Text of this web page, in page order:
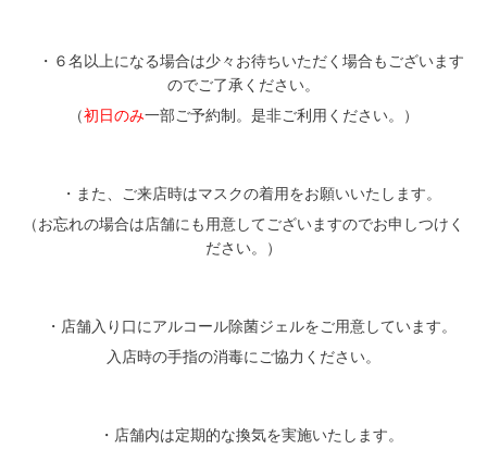
・６名以上になる場合は少々お待ちいただく 場合もございます
のでご了承ください。
（初日のみ一部ご予約制。是非ご利用ください。）
・また、ご来店時はマスクの着用をお願いいたします。
（お忘れの場合は店舗にも用意して ございますのでお申しつけく
ださい。）
・店舗入り口にアルコール除菌ジェルをご用意しています。
入店時の手指の消毒にご協力ください。
・店舗内は定期的な換気を実施いたします。